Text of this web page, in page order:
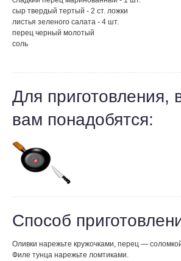
сыр твердый тертый - 2 ст. ложки
листья зеленого салата - 4 шт.
перец черный молотый
соль
Для приготовления,
вам понадобятся:
Способ
Оливки нарежьте кружочками, перец —
Филе тунца нарежьте ломтиками.